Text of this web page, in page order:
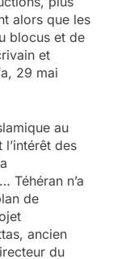
alors que les
blocus et de
et
29 mai
au
l’intérêt des
Téhéran n’a
de
ancien
du